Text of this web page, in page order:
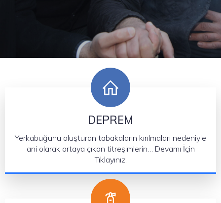
DEPREM
Yerkabuğunu oluşturan tabakaların kırılmaları nedeniyle
ani olarak ortaya çıkan titreşimlerin… Devamı İçin
Tıklayınız.